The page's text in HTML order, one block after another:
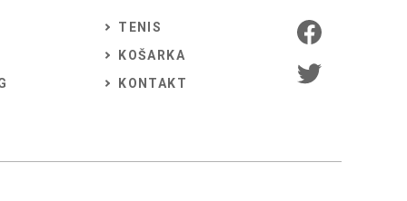
TENIS
KOŠARKA
KONTAKT